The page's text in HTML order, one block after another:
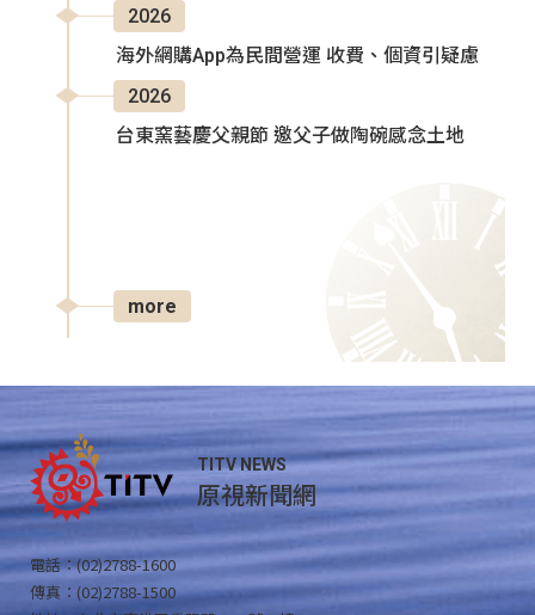
2026
海外網購App為民間營運 收費、個資引疑慮
2026
台東窯藝慶父親節 邀父子做陶碗感念土地
more
TITV NEWS
原視新聞網
電話：(02)2788-1600
傳真：(02)2788-1500